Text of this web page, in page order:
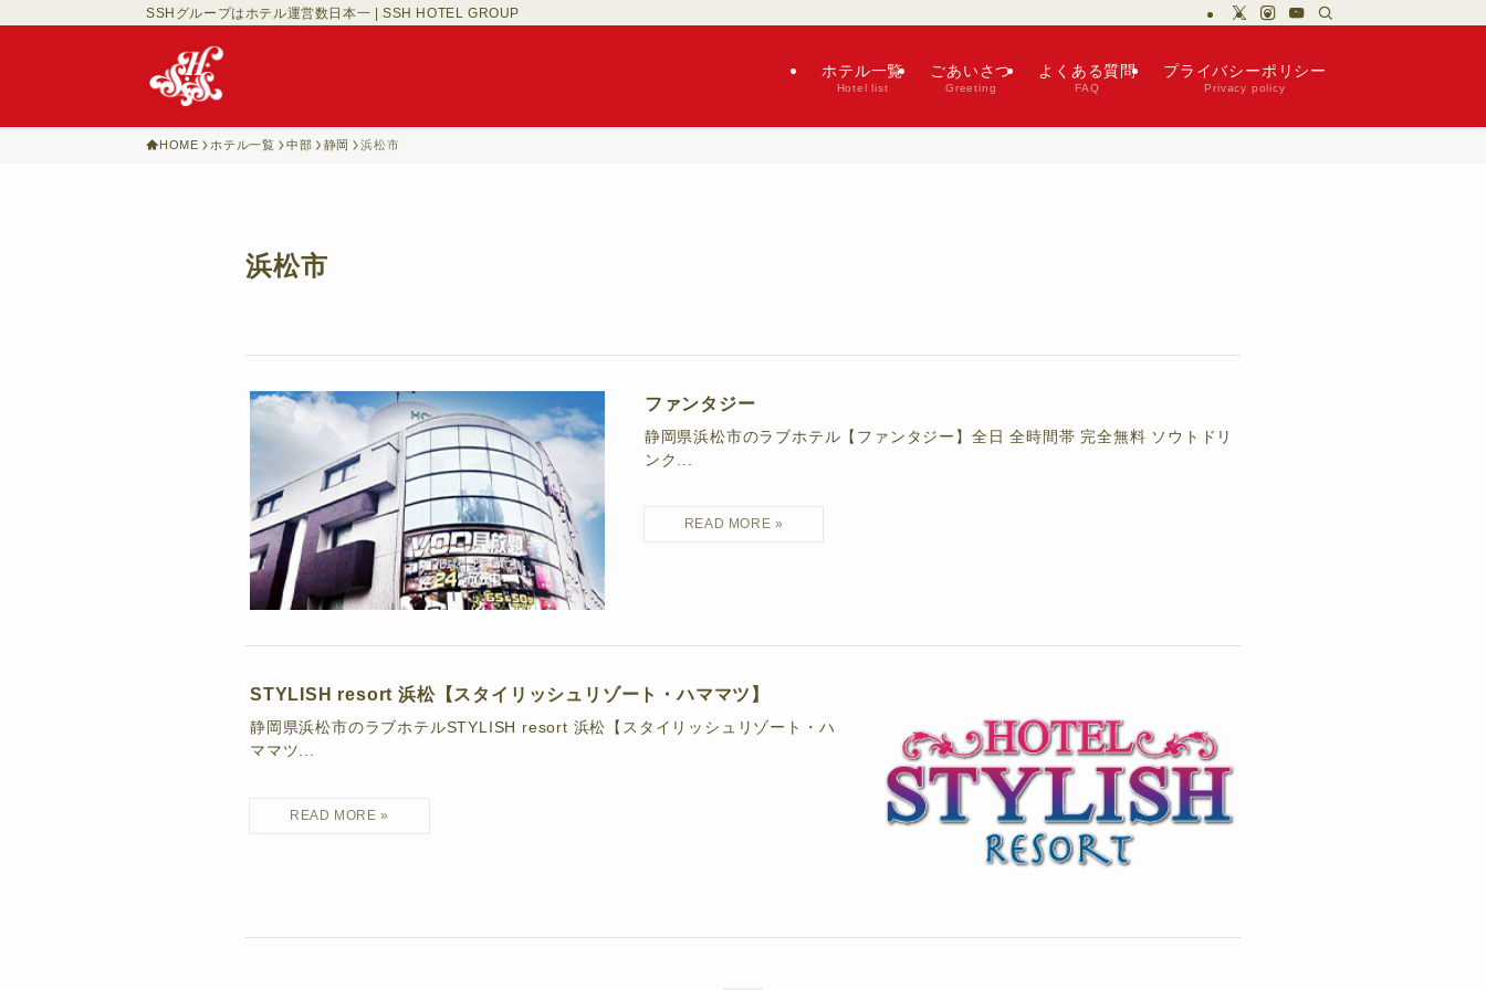
SSHグループはホテル運営数日本一 | SSH HOTEL GROUP
ホテル一覧
Hotel list
ごあいさつ
Greeting
よくある質問
FAQ
プライバシーポリシー
Privacy policy
HOME ホテル一覧 中部 静岡 浜松市
浜松市
ファンタジー
静岡県浜松市のラブホテル【ファンタジー】全日 全時間帯 完全無料 ソウトドリ
ンク...
STYLISH resort 浜松【スタイリッシュリゾート・ハママツ】
静岡県浜松市のラブホテルSTYLISH resort 浜松【スタイリッシュリゾート・ハ
ママツ...